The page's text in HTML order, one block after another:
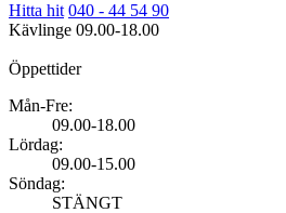
Hitta hit 040 - 44 54 90
Kävlinge 09.00-18.00
Öppettider
Mån-Fre:
09.00-18.00
Lördag:
09.00-15.00
Söndag:
STÄNGT